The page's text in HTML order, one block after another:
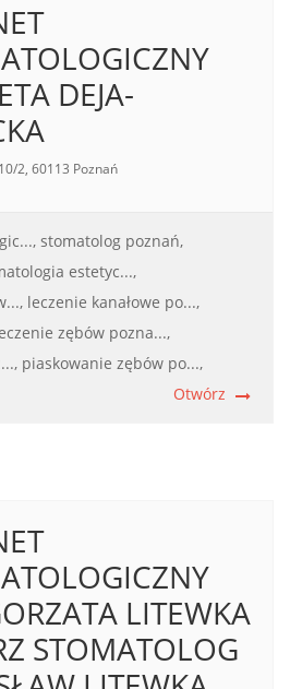
DEJA-
2, 60113 Poznań
stomatolog poznań,
estetyc...,
leczenie kanałowe po...,
zębów pozna...,
piaskowanie zębów po...,
Otwórz
LITEWKA
STOMATOLOG